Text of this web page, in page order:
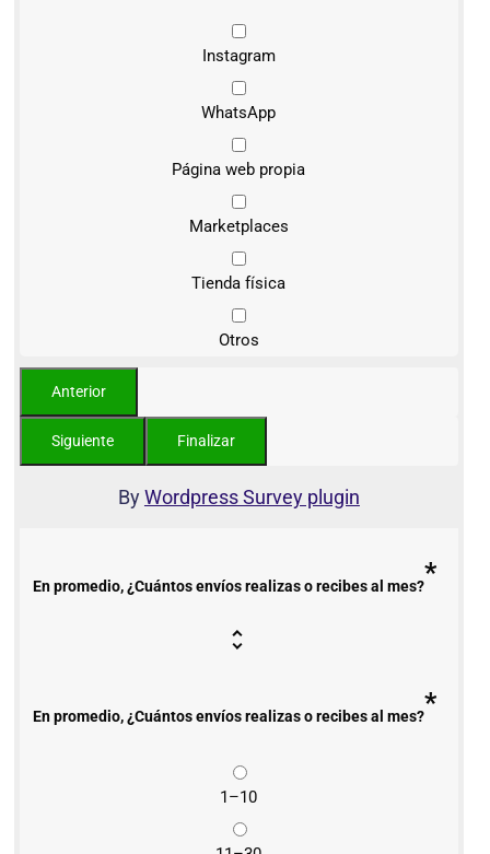
Instagram
WhatsApp
Página web propia
Marketplaces
Tienda física
Otros
ByWordpress Survey plugin
En promedio, ¿Cuántos envíos realizas o recibes al mes?*
En promedio, ¿Cuántos envíos realizas o recibes al mes?*
1–10